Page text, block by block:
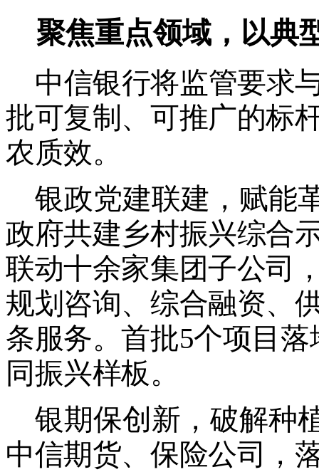
聚焦重点领域，以典
中信银行将监管要求
批可复制、可推广的标
农质效。
银政党建联建，赋能
政府共建乡村振兴综合
联动十余家集团子公司
规划咨询、综合融资、
条服务。首批5个项目落
同振兴样板。
银期保创新，破解种
中信期货、保险公司，